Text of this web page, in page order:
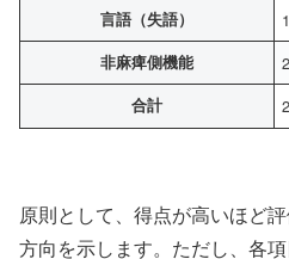
言語（失語） 1
非麻痺側機能 2
合計
原則として、得点が高いほど
方向を示します。ただし、各